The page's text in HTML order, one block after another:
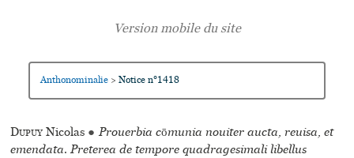
Anthonominalie > Notice n°1418
Dupuy Nicolas ● Prouerbia cōmunia nouiter aucta, reuisa, et
emendata. Preterea de tempore quadragesimali libellus